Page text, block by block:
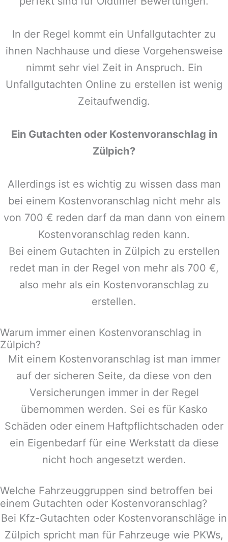
In der Regel kommt ein Unfallgutachter zu
ihnen Nachhause und diese Vorgehensweise
nimmt sehr viel Zeit in Anspruch. Ein
Unfallgutachten Online zu erstellen ist wenig
Zeitaufwendig.
Ein Gutachten oder Kostenvoranschlag in
Zülpich?
Allerdings ist es wichtig zu wissen dass man
bei einem Kostenvoranschlag nicht mehr als
von 700 € reden darf da man dann von einem
Kostenvoranschlag reden kann.
Bei einem Gutachten in Zülpich zu erstellen
redet man in der Regel von mehr als 700 €,
also mehr als ein Kostenvoranschlag zu
erstellen.
Warum immer einen Kostenvoranschlag in
Zülpich?
Mit einem Kostenvoranschlag ist man immer
auf der sicheren Seite, da diese von den
Versicherungen immer in der Regel
übernommen werden. Sei es für Kasko
Schäden oder einem Haftpflichtschaden oder
ein Eigenbedarf für eine Werkstatt da diese
nicht hoch angesetzt werden.
Welche Fahrzeuggruppen sind betroffen bei
einem Gutachten oder Kostenvoranschlag?
Bei Kfz-Gutachten oder Kostenvoranschläge in
Zülpich spricht man für Fahrzeuge wie PKWs,